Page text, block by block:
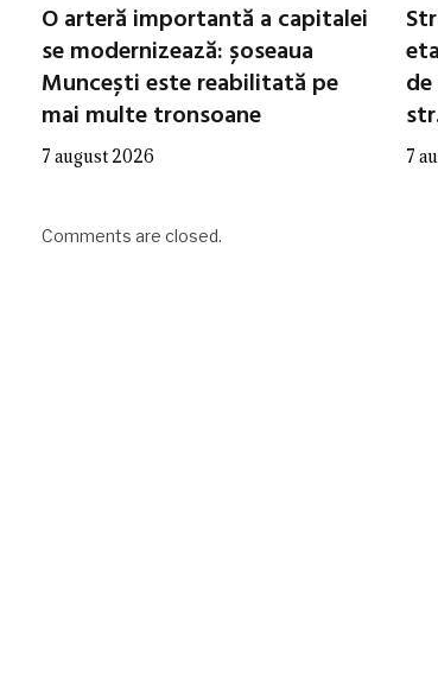
O arteră importantă a capitalei
se modernizează: șoseaua
Muncești este reabilitată pe
mai multe tronsoane
7 august 2026 7
Comments are closed.